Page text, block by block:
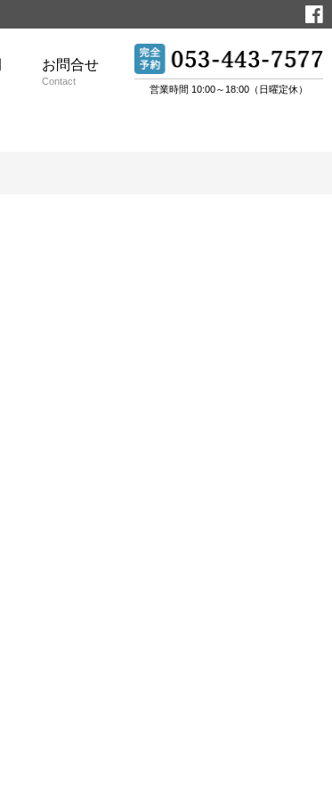
お問合せ
Contact
営業時間 10:00～18:00（日曜定休）